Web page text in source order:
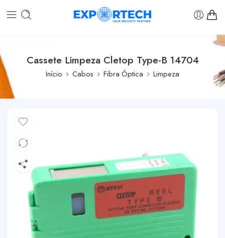
Cassete Limpeza Cletop Type-B 14704
Início Cabos Fibra Óptica Limpeza